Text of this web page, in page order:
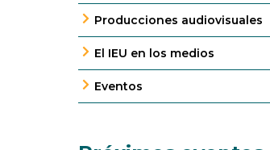
Producciones audiovisuales
El IEU en los medios
Eventos